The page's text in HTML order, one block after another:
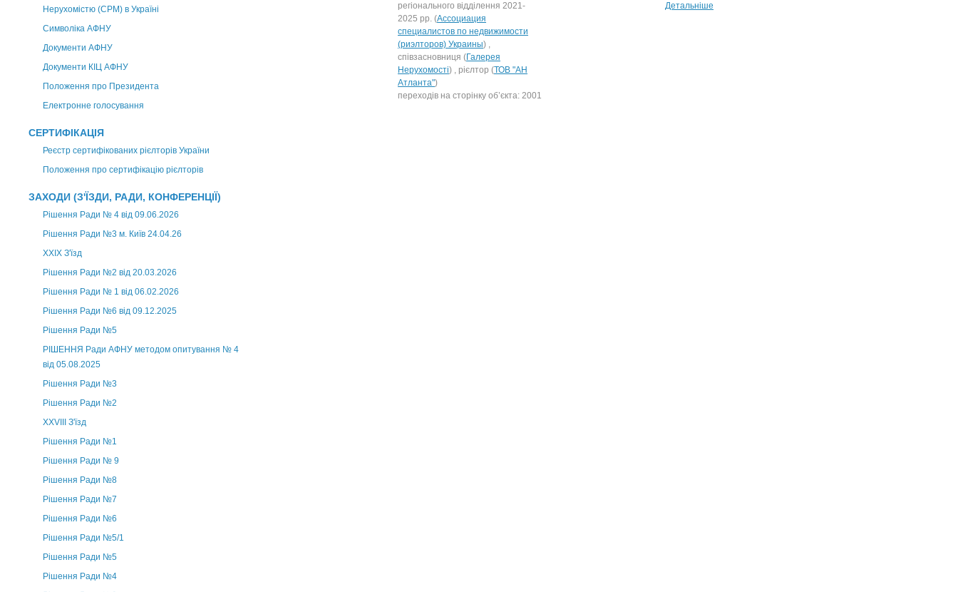
Нерухомістю (CPM) в Україні
Символіка АФНУ
Документи АФНУ
Документи КІЦ АФНУ
Положення про Президента
Електронне голосування
СЕРТИФІКАЦІЯ
Реєстр сертифікованих рієлторів України
Положення про сертифікацію рієлторів
ЗАХОДИ (З'ЇЗДИ, РАДИ, КОНФЕРЕНЦІЇ)
Рішення Ради № 4 від 09.06.2026
Рішення Ради №3 м. Київ 24.04.26
XXІХ З'їзд
Рішення Ради №2 від 20.03.2026
Рішення Ради № 1 від 06.02.2026
Рішення Ради №6 від 09.12.2025
Рішення Ради №5
РІШЕННЯ Ради АФНУ методом опитування № 4
від 05.08.2025
Рішення Ради №3
Рішення Ради №2
XXVIII З'їзд
Рішення Ради №1
Рішення Ради № 9
Рішення Ради №8
Рішення Ради №7
Рішення Ради №6
Рішення Ради №5/1
Рішення Ради №5
Рішення Ради №4
регіонального відділення 2021-
2025 рр. (Ассоциация
специалистов по недвижимости
(риэлторов) Украины) ,
співзасновниця (Галерея
Нерухомості) , рієлтор (ТОВ "АН
Атланта")
переходів на сторінку об’єкта: 2001
Детальніше